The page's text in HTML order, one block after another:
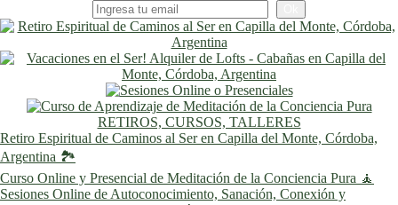
RETIROS, CURSOS, TALLERES
Retiro Espiritual de Caminos al Ser en Capilla del Monte, Córdoba,
Argentina 🏞️
Curso Online y Presencial de Meditación de la Conciencia Pura 🧘
Sesiones Online de Autoconocimiento, Sanación, Conexión y